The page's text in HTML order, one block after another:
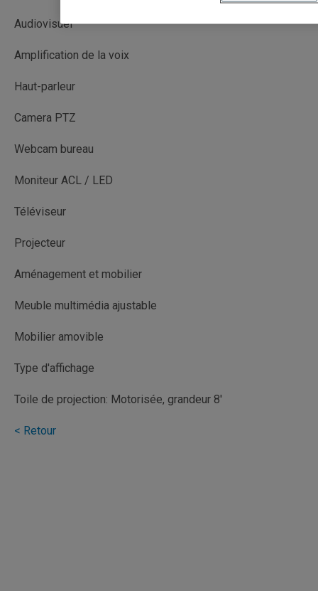
Audiovisuel
Amplification de la voix
Haut-parleur
Camera PTZ
Webcam bureau
Moniteur ACL / LED
Téléviseur
Projecteur
Aménagement et mobilier
Meuble multimédia ajustable
Mobilier amovible
Type d'affichage
Toile de projection: Motorisée, grandeur 8'
< Retour